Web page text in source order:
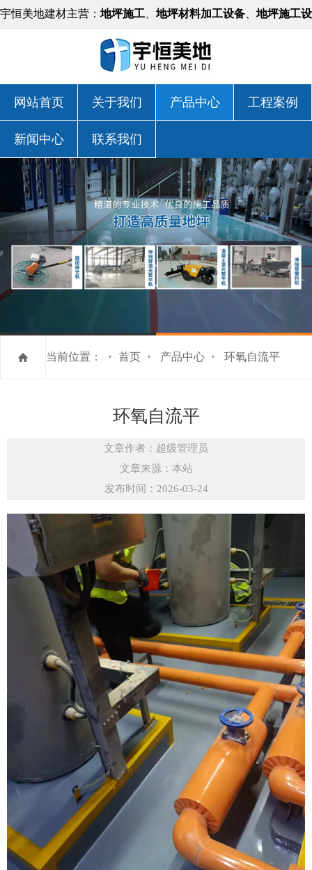
宇恒美地建材主营： 地坪施工 地坪材料加工设备 地坪施工设
备等，价格实惠！
网站首页 关于我们 产品中心 工程案例
新闻中心 联系我们
当前位置： 首页 产品中心 环氧自流平
环氧自流平
文章作者：超级管理员
文章来源：本站
发布时间：2026-03-24